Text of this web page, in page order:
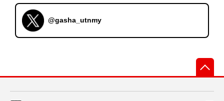
@gasha_utnmy